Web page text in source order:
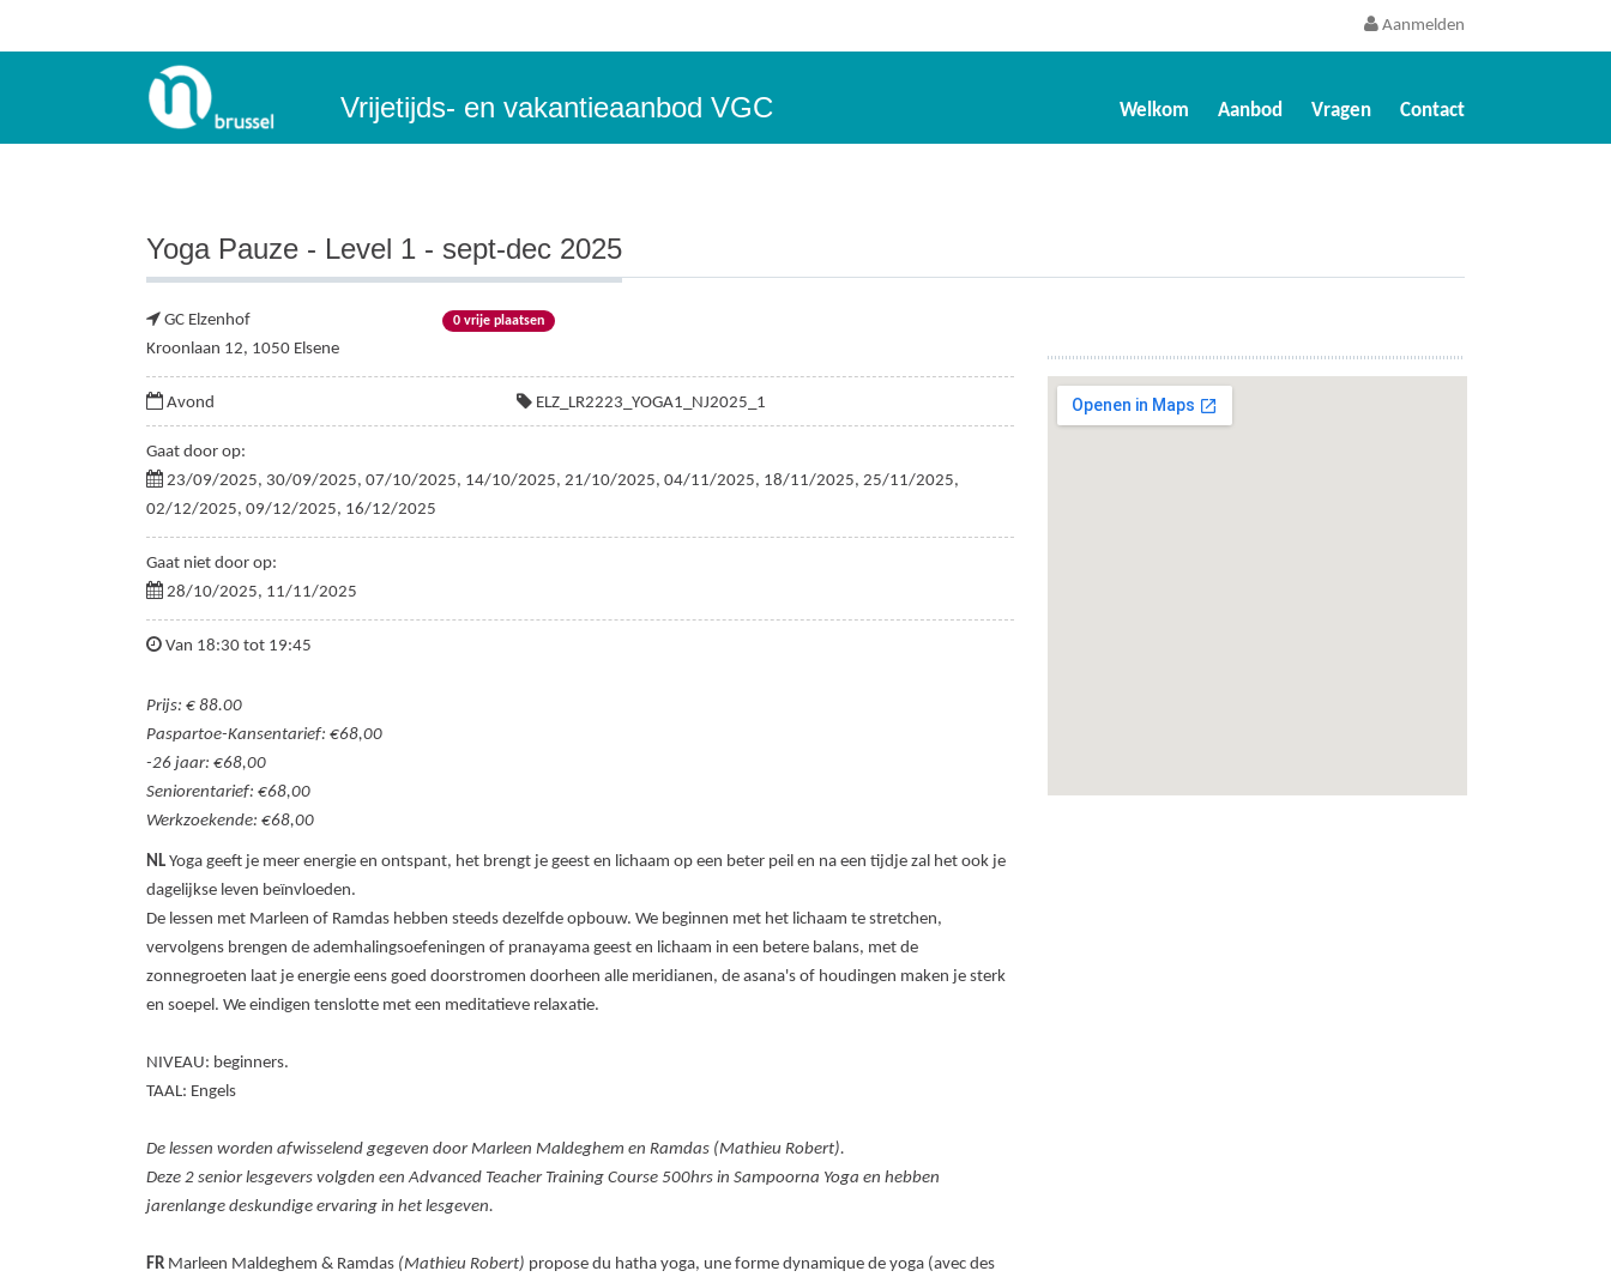
Aanmelden
Welkom Aanbod Vragen Contact
Vrijetijds- en vakantieaanbod VGC
Yoga Pauze - Level 1 - sept-dec 2025
GC Elzenhof
Kroonlaan 12, 1050 Elsene
0 vrije plaatsen
Avond ELZ_LR2223_YOGA1_NJ2025_1
Gaat door op:
23/09/2025, 30/09/2025, 07/10/2025, 14/10/2025, 21/10/2025, 04/11/2025, 18/11/2025, 25/11/2025,
02/12/2025, 09/12/2025, 16/12/2025
Gaat niet door op:
28/10/2025, 11/11/2025
Van 18:30 tot 19:45
Prijs: € 88.00
Paspartoe-Kansentarief: €68,00
-26 jaar: €68,00
Seniorentarief: €68,00
Werkzoekende: €68,00
NL Yoga geeft je meer energie en ontspant, het brengt je geest en lichaam op een beter peil en na een tijdje zal het ook je
dagelijkse leven beïnvloeden.
De lessen met Marleen of Ramdas hebben steeds dezelfde opbouw. We beginnen met het lichaam te stretchen,
vervolgens brengen de ademhalingsoefeningen of pranayama geest en lichaam in een betere balans, met de
zonnegroeten laat je energie eens goed doorstromen doorheen alle meridianen, de asana's of houdingen maken je sterk
en soepel. We eindigen tenslotte met een meditatieve relaxatie.
NIVEAU: beginners.
TAAL: Engels
De lessen worden afwisselend gegeven door Marleen Maldeghem en Ramdas (Mathieu Robert).
Deze 2 senior lesgevers volgden een Advanced Teacher Training Course 500hrs in Sampoorna Yoga en hebben
jarenlange deskundige ervaring in het lesgeven.
FR Marleen Maldeghem & Ramdas (Mathieu Robert) propose du hatha yoga, une forme dynamique de yoga (avec des